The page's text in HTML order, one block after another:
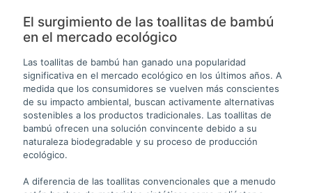
El surgimiento de las toallitas de bambú
en el mercado ecológico
Las toallitas de bambú han ganado una popularidad
significativa en el mercado ecológico en los últimos años. A
medida que los consumidores se vuelven más conscientes
de su impacto ambiental, buscan activamente alternativas
sostenibles a los productos tradicionales. Las toallitas de
bambú ofrecen una solución convincente debido a su
naturaleza biodegradable y su proceso de producción
ecológico.
A diferencia de las toallitas convencionales que a menudo